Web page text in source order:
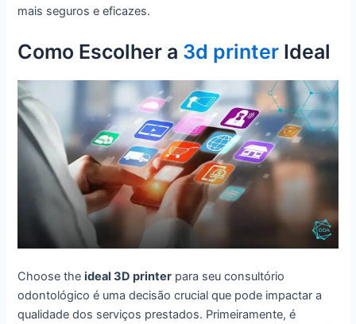
mais seguros e eficazes.
Como Escolher a 3d printer Ideal
Choose theideal 3D printer para seu consultório
odontológico é uma decisão crucial que pode impactar a
qualidade dos serviços prestados. Primeiramente, é